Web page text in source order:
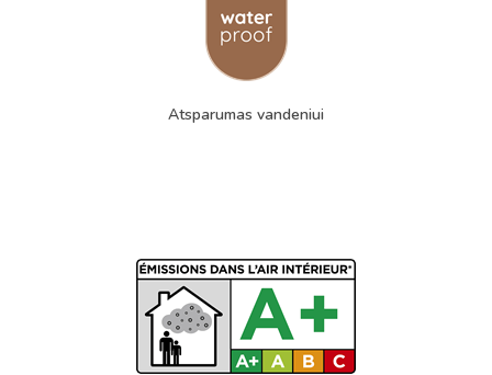
Atsparumas vandeniui